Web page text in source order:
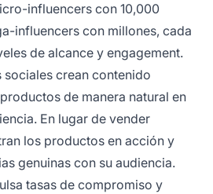
influencers con 10,000
influencers con millones, cada
de alcance y engagement.
crean contenido
de manera natural en
En lugar de vender
los productos en acción y
genuinas con su audiencia.
tasas de compromiso y